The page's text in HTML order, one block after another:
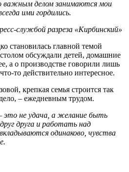
важным делом занимаются мои
ими гордились.
становилась главной темой
обсуждали детей, домашние
а о производстве говорили лишь
то действительно интересное.
крепкая семья строится так
– ежедневным трудом.
это не удача, а желание быть
друга и работать над
одинаково, чувства